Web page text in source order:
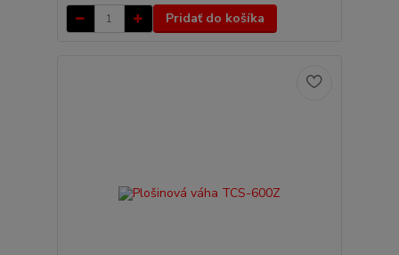
Pridať do košíka